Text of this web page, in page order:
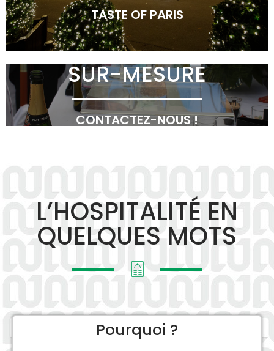
TASTE OF PARIS
SUR-MESURE
CONTACTEZ-NOUS !
L’HOSPITALITÉ EN
QUELQUES MOTS
Pourquoi ?